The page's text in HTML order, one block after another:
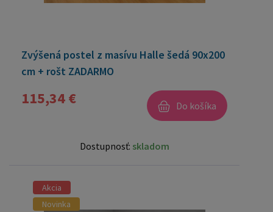
Zvýšená postel z masívu Halle šedá 90x200
cm + rošt ZADARMO
115,34 € Do košíka
Dostupnosť: skladom
Akcia
Novinka